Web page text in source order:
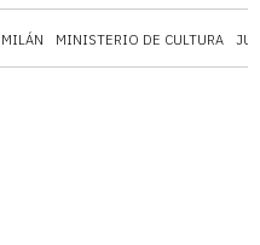
MILÁN MINISTERIO DE CULTURA